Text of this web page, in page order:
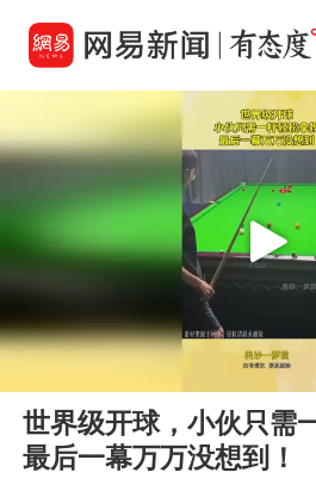
Play
世界级开球，小伙只需
最后一幕万万没想到！